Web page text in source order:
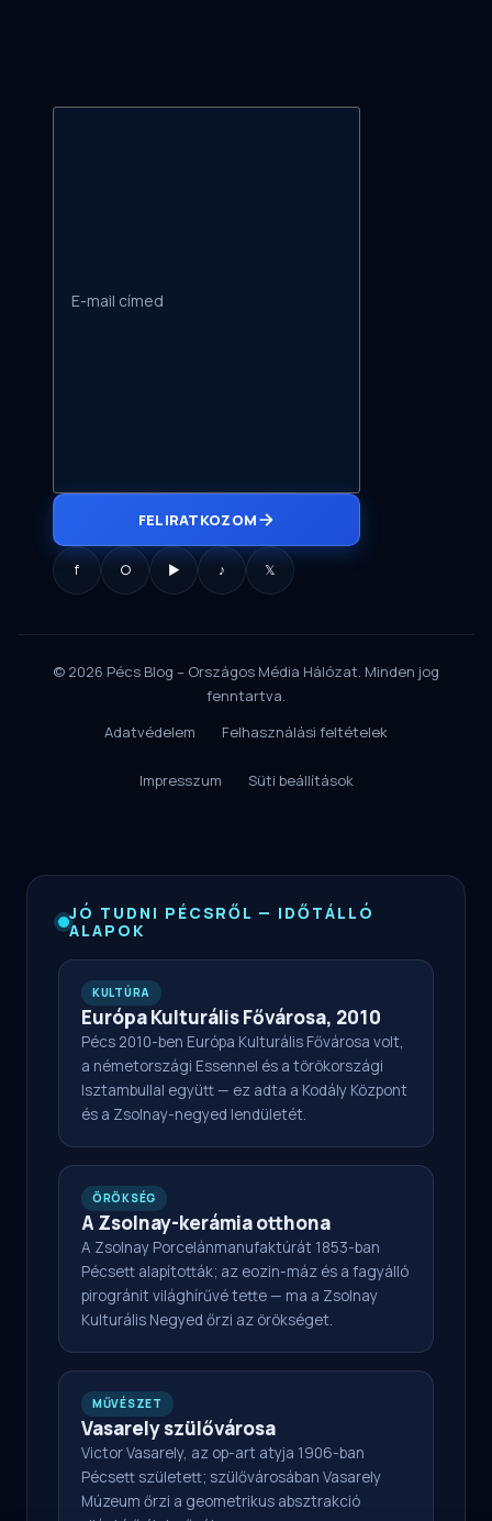
FELIRATKOZOM
f ○ ▶ ♪ 𝕏
© 2026 Pécs Blog – Országos Média Hálózat. Minden jog
fenntartva.
Adatvédelem
Felhasználási feltételek
Impresszum Süti beállítások
JÓ TUDNI PÉCSRŐL — IDŐTÁLLÓ
ALAPOK
KULTÚRA
Európa Kulturális Fővárosa, 2010
Pécs 2010-ben Európa Kulturális Fővárosa volt,
a németországi Essennel és a törökországi
Isztambullal együtt — ez adta a Kodály Központ
és a Zsolnay-negyed lendületét.
ÖRÖKSÉG
A Zsolnay-kerámia otthona
A Zsolnay Porcelánmanufaktúrát 1853-ban
Pécsett alapították; az eozin-máz és a fagyálló
pirogránit világhírűvé tette — ma a Zsolnay
Kulturális Negyed őrzi az örökséget.
MŰVÉSZET
Vasarely szülővárosa
Victor Vasarely, az op-art atyja 1906-ban
Pécsett született; szülővárosában Vasarely
Múzeum őrzi a geometrikus absztrakció